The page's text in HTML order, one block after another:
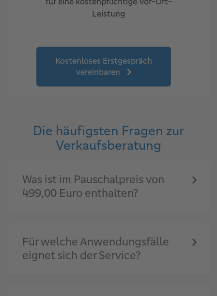
Leistung
Kostenloses Erstgespräch
vereinbaren
Die häufigsten Fragen zur
Verkaufsberatung
Was ist im Pauschalpreis von
499,00 Euro enthalten?
Für welche Anwendungsfälle
eignet sich der Service?